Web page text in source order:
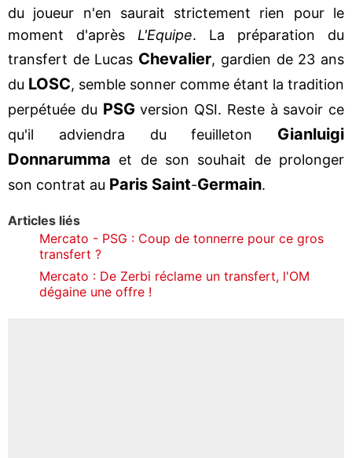
du joueur n'en saurait strictement rien pour le
moment d'après L'Equipe. La préparation du
transfert de Lucas Chevalier, gardien de 23 ans
du LOSC, semble sonner comme étant la tradition
perpétuée du PSGversion QSI. Reste à savoir ce
qu'il adviendra du feuilleton Gianluigi
Donnarumma et de son souhait de prolonger
son contrat au Paris Saint-Germain.
Articles liés
Mercato - PSG : Coup de tonnerre pour ce gros
transfert ?
Mercato : De Zerbi réclame un transfert, l'OM
dégaine une offre !